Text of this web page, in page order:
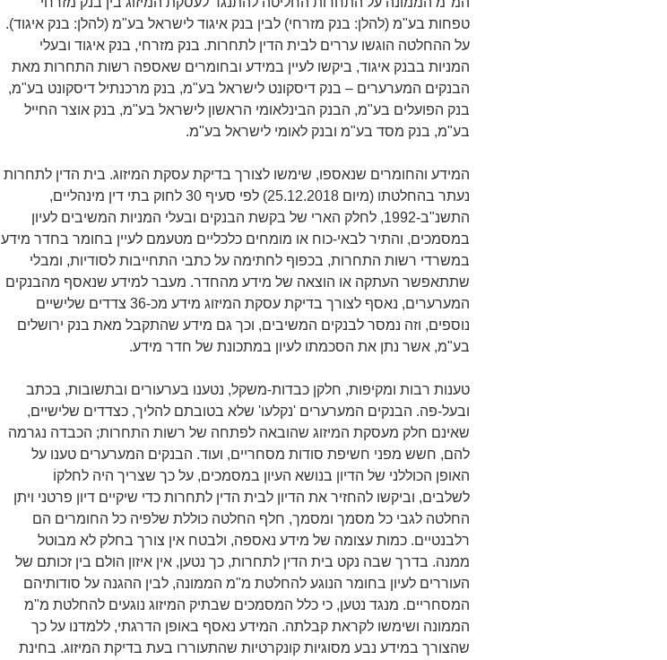
טפחות בע"מ (להלן: בנק מזרחי) לבין בנק איגוד לישראל בע"מ (להלן: בנק איגוד).
על ההחלטה הוגשו עררים לבית הדין לתחרות. בנק מזרחי, בנק איגוד ובעלי
המניות בבנק איגוד, ביקשו לעיין במידע ובחומרים שאספה רשות התחרות מאת
הבנקים המערערים – בנק דיסקונט לישראל בע"מ, בנק מרכנתיל דיסקונט בע"מ,
בנק הפועלים בע"מ, הבנק הבינלאומי הראשון לישראל בע"מ, בנק אוצר החייל
בע"מ, בנק מסד בע"מ ובנק לאומי לישראל בע"מ.
המידע והחומרים שנאספו, שימשו לצורך בדיקת עסקת המיזוג. בית הדין לתחרות
נעתר בהחלטתו (מיום 25.12.2018) לפי סעיף 30 לחוק בתי דין מינהליים,
התשנ"ב-1992, לחלק הארי של בקשת הבנקים ובעלי המניות המשיבים לעיון
במסמכים, והתיר לבאי-כוח או מומחים כלכליים מטעמם לעיין בחומר בחדר מידע
במשרדי רשות התחרות, בכפוף לחתימה על כתבי התחייבות לסודיות, ומבלי
שתתאפשר העתקה או הוצאה של מידע מהחדר. מעבר למידע שנאסף מהבנקים
המערערים, נאסף לצורך בדיקת עסקת המיזוג מידע מכ-36 צדדים שלישיים
נוספים, וזה נמסר לבנקים המשיבים, וכך גם מידע שהתקבל מאת בנק ירושלים
בע"מ, אשר נתן את הסכמתו לעיון במתכונת של חדר מידע.
טענות רבות ומקיפות, חלקן כבדות-משקל, נטענו בערעורים ובתשובות, בכתב
ובעל-פה. הבנקים המערערים 'נקלעו' שלא בטובתם להליך, כצדדים שלישיים,
שאינם חלק מעסקת המיזוג שהובאה לפתחה של רשות התחרות; הכבדה נגרמה
להם, חשש מפני חשיפת סודות מסחריים, ועוד. הבנקים המערערים טענו על
האופן הכוללני של הדיון בנושא העיון במסמכים, על כך שצריך היה לחלקוֹ
לשלבים, וביקשו להחזיר את הדיון לבית הדין לתחרות כדי שיקיים דיון פרטני ויתן
החלטה לגבי כל מסמך ומסמך, חלף החלטה כוללת שלפיה כל החומרים הם
רלבנטיים. כמות עצומה של מידע נאספה, ולבטח אין צורך בחלק לא מבוטל
ממנה. בדרך שבה נקט בית הדין לתחרות, כך נטען, אין איזון הולם בין זכותם של
העוררים לעיון בחומר הנוגע להחלטת מ"מ הממונה, לבין ההגנה על סודותיהם
המסחריים. מנגד נטען, כי כלל המסמכים שבתיק המיזוג נוגעים להחלטת מ"מ
הממונה ושימשו לקראת קבלתה. המידע נאסף באופן הדרגתי, ללמדנו על כך
שהצורך במידע נבע מסוגיות קונקרטיות שהתעוררו בעת בדיקת המיזוג. בחינת